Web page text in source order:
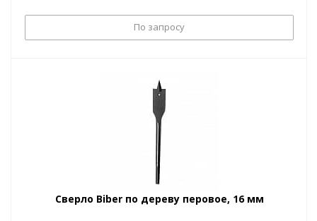
По запросу
Сверло Biber по дереву перовое, 16 мм